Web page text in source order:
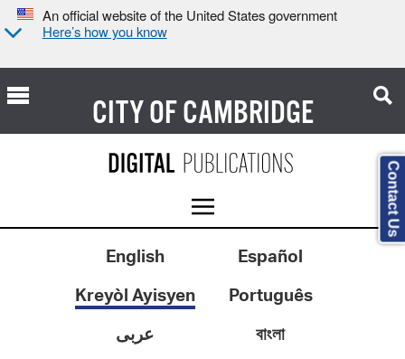
An official website of the United States government
Here’s how you know
CITY OFCAMBRIDGE
English
Español
Kreyòl Ayisyen
Português
عربى
বাংলা
Contact Us